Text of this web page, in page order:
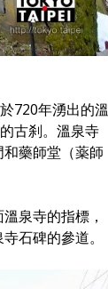
720年湧出的溫
古刹。溫泉寺
藥師堂（薬師
泉寺的指標，
石碑的參道。